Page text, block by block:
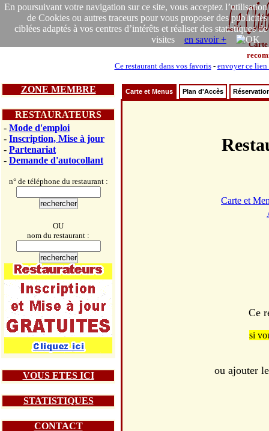
En poursuivant votre navigation sur ce site, vous acceptez l’utilisation
de Cookies ou autres traceurs pour vous proposer des publicités
ciblées adaptés à vos centres d’intérêts et réaliser des statistiques de
visites en savoir +
Carte
Ce restaurant dans vos favoris- envoyer ce lien
ZONE MEMBRE
RESTAURATEURS
- Mode d'emploi
- Inscription, Mise à jour
- Partenariat
- Demande d'autocollant
n° de téléphone du restaurant :
OU
nom du restaurant :
VOUS ETES ICI
STATISTIQUES
CONTACT
Carte et Menus Plan d'Accès
Carte et
Ce
si
ou ajouter